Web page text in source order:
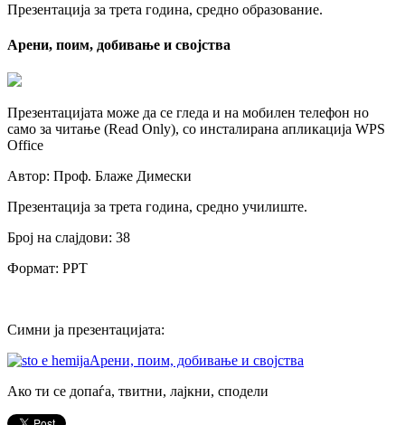
Презентација за трета година, средно образование.
Арени, поим, добивање и својства
Презентацијата може да се гледа и на мобилен телефон но
само за читање (Read Only), со инсталирана апликација WPS
Office
Автор: Проф. Блаже Димески
Презентација за трета година, средно училиште.
Број на слајдови: 38
Формат: PPT
Симни ја презентацијата:
Арени, поим, добивање и својства
Ако ти се допаѓа, твитни, лајкни, сподели